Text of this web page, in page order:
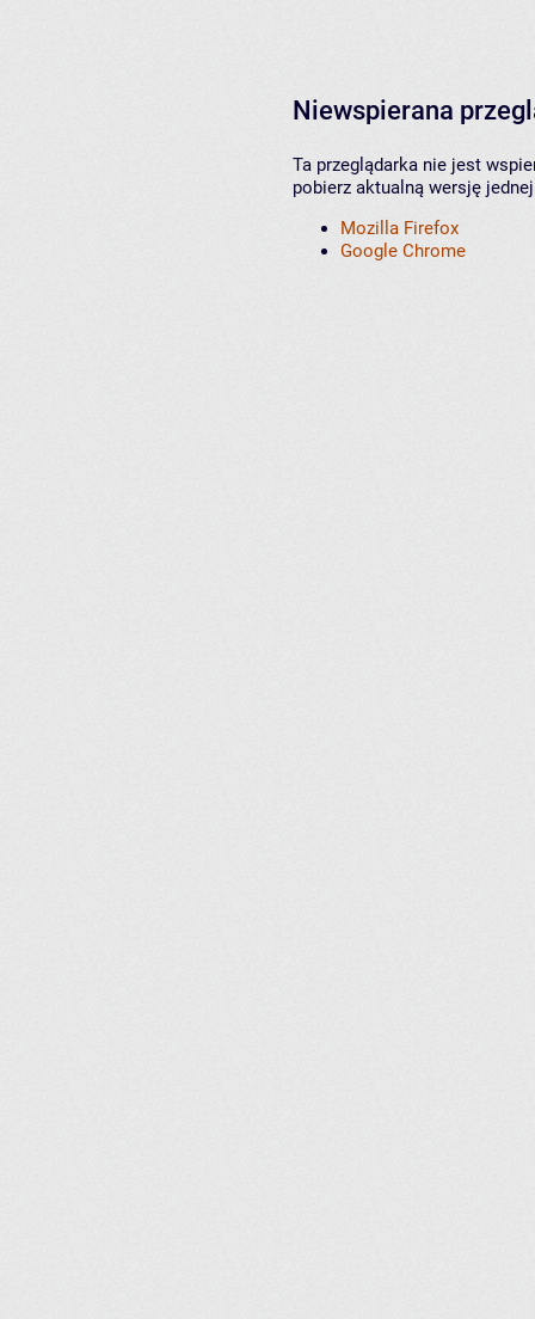
Niewspierana
Ta przeglądarka nie jest
pobierz aktualną wersję
Mozilla Firefox
Google Chrome